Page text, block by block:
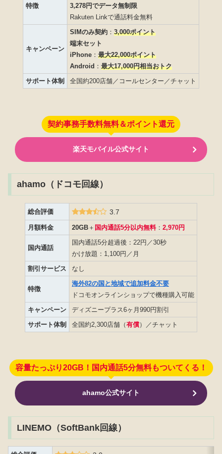
特徴
3,278円でデータ無制限
Rakuten Linkで通話料金無料
キャンペーン
SIMのみ契約 ： 3,000ポイント
端末セット
iPhone ： 最大22,000ポイント
Android ： 最大17,000円相当おトク
サポート体制
全国約200店舗／コールセンター／チャット
契約事務手数料無料＆ポイント還元
楽天モバイル公式サイト
ahamo（ドコモ回線）
総合評価 3.7
月額料金 20GB ＋ 国内通話5分以内無料： 2,970円
国内通話
国内通話5分超過後：22円／30秒
かけ放題：1,100円／月
割引サービス
なし
特徴
海外82の国と地域で追加料金不要
ドコモオンラインショップで機種購入可能
キャンペーン
ディズニープラス6ヶ月990円割引
サポート体制
全国約2,300店舗（有償）／チャット
容量たっぷり20GB！国内通話5分無料もついてくる！
ahamo公式サイト
LINEMO（SoftBank回線）